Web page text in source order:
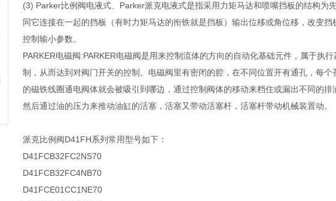
(3) Parker比例阀电液式、Parker派克电液式是指采用力矩马达和喷嘴挡板的结构为
同它连接在一起的挡板（有时力矩马达的衔铁就是挡板）输出位移或角位移，改变
控制输小参数。
PARKER电磁阀:PARKER电磁阀是用来控制流体的方向的自动化基础元件，属于执
制，从而达到对阀门开关的控制。电磁阀里有密闭的腔，在不同位置开有通孔，每
的磁铁线圈通电阀体就会被吸引到哪边，通过控制阀体的移动来档住或漏出不同的
然后通过油的压力来推动油缸的活塞，活塞又带动活塞杆，活塞杆带动机械装置动。
派克比例阀D41FH系列常用型号如下：
D41FCB32FC2NS70
D41FCB32FC4NB70
D41FCE01CC1NE70